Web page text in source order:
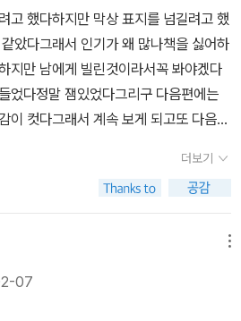
을 요청한다. 헤르미온느와 론은 쥐 스
문에 자주 다툰다.한편 해리는 최고급의
고 이상하게 생각한 맥고나걸 교수는 그
지않나 조사하려고 빗자루를 해부한다
낸 것으로 이상이 없고 해리는 빗자루를
우스가 친한 친구였고 부모님의 배반자
인것과 10년넘게 론의 집에서 생활한
루핀 교수가 늑대인간이라는 것도 알게
도망간다 해리는 헤르미온느의 모레시
고 시리우스도 살려준다.정말 난 지금까
스토리가 복잡하면서 재미있고 흥미진
가서 아이들에게 물어보니 역시 많은
고 했다하지만 막상 표지를 넘길려고 했
았다그래서 인기가 왜 많나책을 싫어하
지만 남에게 빌린것이라서꼭 봐야겠다
었다정말 잼있었다그리구 다음편에는
이 컷다그래서 계속 보게 되고또 다음날
예전에는 책이 너무 싫었지만 지금은
유는 바로해리포터라는 책을 읽었기 떄
으로 이 책을 추천한다그리고 우리모두
이들이 해리포터를 좋아하는지 알게되었
그리고 책이 7권 까지 바꼐 안나온다는
써야겠다
더보기
07